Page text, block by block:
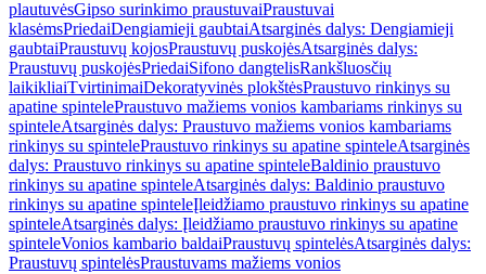
plautuvėsGipso surinkimo praustuvaiPraustuvai
klasėmsPriedaiDengiamieji gaubtaiAtsarginės dalys: Dengiamieji
gaubtaiPraustuvų kojosPraustuvų puskojėsAtsarginės dalys:
Praustuvų puskojėsPriedaiSifono dangtelisRankšluosčių
laikikliaiTvirtinimaiDekoratyvinės plokštėsPraustuvo rinkinys su
apatine spintelePraustuvo mažiems vonios kambariams rinkinys su
spinteleAtsarginės dalys: Praustuvo mažiems vonios kambariams
rinkinys su spintelePraustuvo rinkinys su apatine spinteleAtsarginės
dalys: Praustuvo rinkinys su apatine spinteleBaldinio praustuvo
rinkinys su apatine spinteleAtsarginės dalys: Baldinio praustuvo
rinkinys su apatine spinteleĮleidžiamo praustuvo rinkinys su apatine
spinteleAtsarginės dalys: Įleidžiamo praustuvo rinkinys su apatine
spinteleVonios kambario baldaiPraustuvų spintelėsAtsarginės dalys:
Praustuvų spintelėsPraustuvams mažiems vonios